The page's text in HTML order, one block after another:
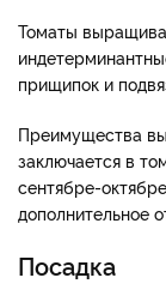
Томаты
прищипок и
Преимущества
заключается в
сентябре-
дополнительное
Посадка